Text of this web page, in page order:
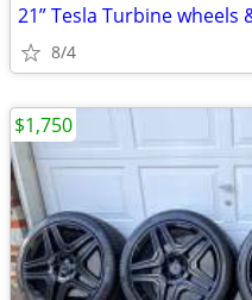
8/4
$1,750